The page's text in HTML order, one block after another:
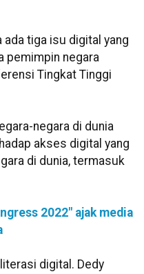
ada tiga isu digital yang
pemimpin negara
Tingkat Tinggi
negara di dunia
akses digital yang
di dunia, termasuk
2022" ajak media
digital. Dedy